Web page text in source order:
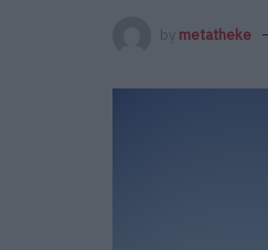
by metatheke